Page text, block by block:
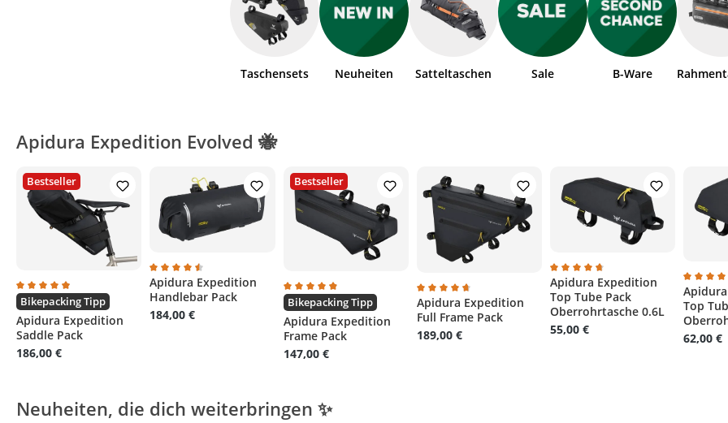
Taschensets Neuheiten Satteltaschen Sale B-Ware
Apidura Expedition Evolved 🐝
Durchschnittliche Bewertung von 4.9 von 5 Sternen
Bikepacking Tipp
Bestseller
Apidura Expedition
Saddle Pack
186,00 €
Durchschnittliche Bewertung von 4.6 von 5 Sternen
Apidura Expedition
Handlebar Pack
184,00 €
Durchschnittliche Bewertung von 4.9 von 5 Sternen
Bikepacking Tipp
Bestseller
Apidura Expedition
Frame Pack
147,00 €
Durchschnittliche Bewertung von 4.8 von 5 Sternen
Apidura Expedition
Full Frame Pack
189,00 €
Durchschnittliche Bewertung
Apidura Expedition
Top Tube Pack
Oberrohrtasche 0.6L
55,00 €
Top
62,00 €
Neuheiten, die dich weiterbringen ✨